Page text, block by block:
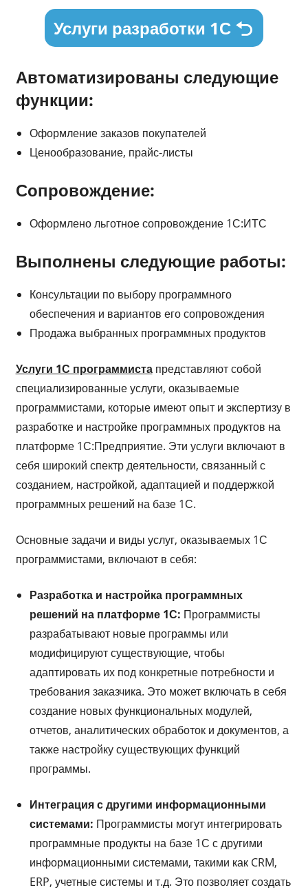
Услуги разработки 1С
Автоматизированы следующие
функции:
Оформление заказов покупателей
Ценообразование, прайс-листы
Сопровождение:
Оформлено льготное сопровождение 1С:ИТС
Выполнены следующие работы:
Консультации по выбору программного
обеспечения и вариантов его сопровождения
Продажа выбранных программных продуктов
Услуги 1С программистапредставляют собой
специализированные услуги, оказываемые
программистами, которые имеют опыт и экспертизу в
разработке и настройке программных продуктов на
платформе 1С:Предприятие. Эти услуги включают в
себя широкий спектр деятельности, связанный с
созданием, настройкой, адаптацией и поддержкой
программных решений на базе 1С.
Основные задачи и виды услуг, оказываемых 1С
программистами, включают в себя:
Разработка и настройка программных
решений на платформе 1С: Программисты
разрабатывают новые программы или
модифицируют существующие, чтобы
адаптировать их под конкретные потребности и
требования заказчика. Это может включать в себя
создание новых функциональных модулей,
отчетов, аналитических обработок и документов, а
также настройку существующих функций
программы.
Интеграция с другими информационными
системами: Программисты могут интегрировать
программные продукты на базе 1С с другими
информационными системами, такими как CRM,
ERP, учетные системы и т.д. Это позволяет создать